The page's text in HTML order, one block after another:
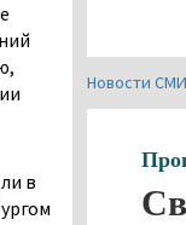
Новости
в